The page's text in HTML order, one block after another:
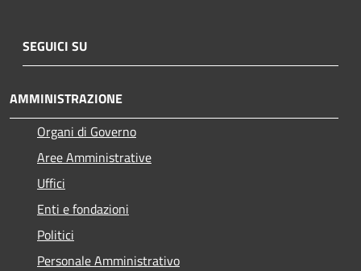
SEGUICI SU
AMMINISTRAZIONE
Organi di Governo
Aree Amministrative
Uffici
Enti e fondazioni
Politici
Personale Amministrativo